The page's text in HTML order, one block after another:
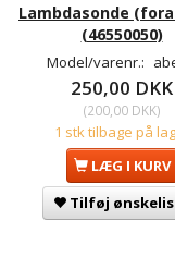
Lambdasonde
(46550050)
Model/varenr.:
250,00 DKK
(200,00 DKK)
1 stk tilbage på
LÆG I KURV
Tilføj